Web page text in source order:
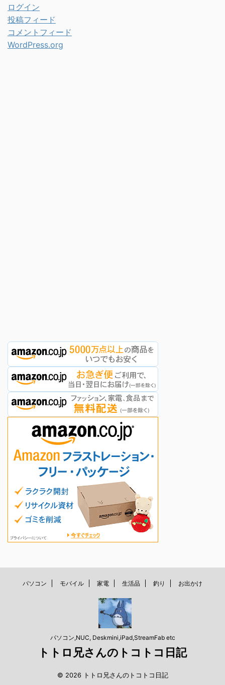
ログイン
投稿フィード
コメントフィード
WordPress.org
パソコン モバイル 家電 生活品 釣り お出かけ
パソコン,NUC, Deskmini,iPad,StreamFab etc
トトロ兄さんのトコトコ日記
© 2026 トトロ兄さんのトコトコ日記